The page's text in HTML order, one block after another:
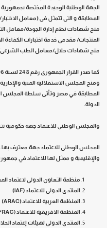
الجهة الوطنية الوحيدة المختصة
المطابقة و التى تتمثل فى (معامل
منح شهادات نظم إدارة الجودة/معامل
المنتجات/ مقدمى خدمة اختبارات الكفاءة
منح شهادات حلال/معامل الطب الشرعى/
ومنح المجلس الاستقلالية الفنية
المطابقة في مصر وتأتى سلطة المجلس
الدولة.
والمجلس الوطنى للاعتماد جهة حكومية
المجلس الوطنى للاعتماد جهة معترف بها
والإقليمية و ممثل لها للاعتماد في
منظمة التعاون الدولى لاعتماد
المنتدى الدولى للاعتماد (IAF
)
المنظمة العربية للاعتماد (ARAC
)
المنظمة الافريقية للاعتماد (
المنتدى الدولى لهيئات إعتماد